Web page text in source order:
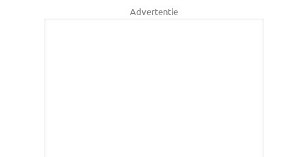
Advertentie